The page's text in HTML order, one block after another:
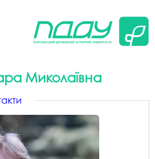
вмісту
Миколаївна